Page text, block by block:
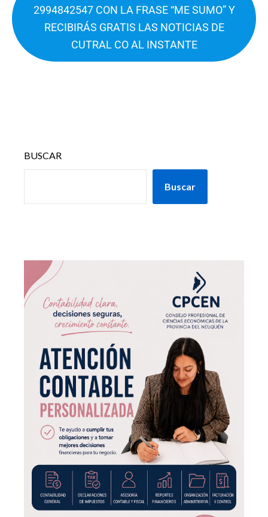
2994842547 CON LA FRASE “ME SUMO” Y
RECIBIRÁS GRATIS LAS NOTICIAS DE
CUTRAL CO AL INSTANTE
BUSCAR
Buscar